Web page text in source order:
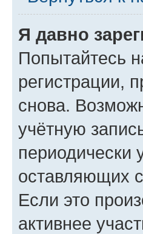
Я давно
Попытайтесь
регистрации,
снова.
учётную
периодически
оставляющих
Если это
активнее